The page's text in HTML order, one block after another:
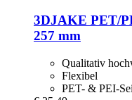
3DJAKE PET/
257 mm
Qualitativ
Flexibel
PET- & PEI-